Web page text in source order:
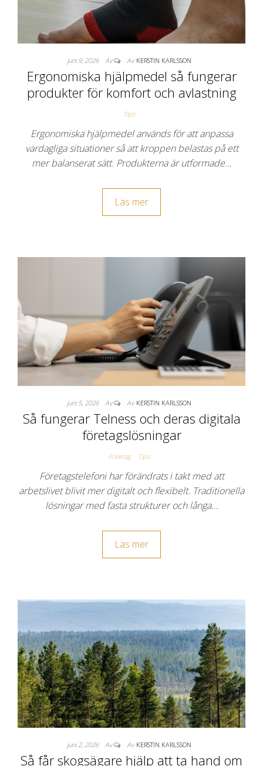
juni 9, 2026 Av Av KERSTIN KARLSSON
Ergonomiska hjälpmedel så fungerar
produkter för komfort och avlastning
Tips
Ergonomiska hjälpmedel används för att anpassa
vardagliga situationer så att kroppen belastas på ett
mer balanserat sätt. Produkterna är utformade…
Läs mer
juni 5, 2026 Av Av KERSTIN KARLSSON
Så fungerar Telness och deras digitala
företagslösningar
Företag Tips
Företagstelefoni har förändrats i takt med att
arbetslivet blivit mer digitalt och flexibelt. Traditionella
lösningar med fasta strukturer och långa…
Läs mer
juni 2, 2026 Av Av KERSTIN KARLSSON
Så får skogsägare hjälp att ta hand om